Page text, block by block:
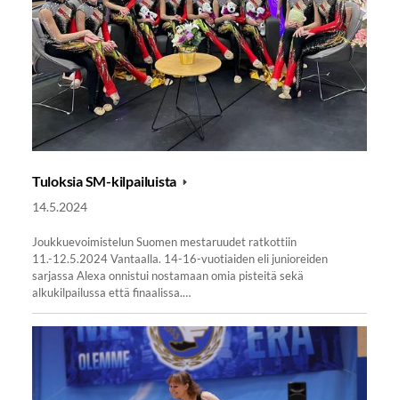
Tuloksia SM-kilpailuista
14.5.2024
Joukkuevoimistelun Suomen mestaruudet ratkottiin
11.-12.5.2024 Vantaalla. 14-16-vuotiaiden eli junioreiden
sarjassa Alexa onnistui nostamaan omia pisteitä sekä
alkukilpailussa että finaalissa.…